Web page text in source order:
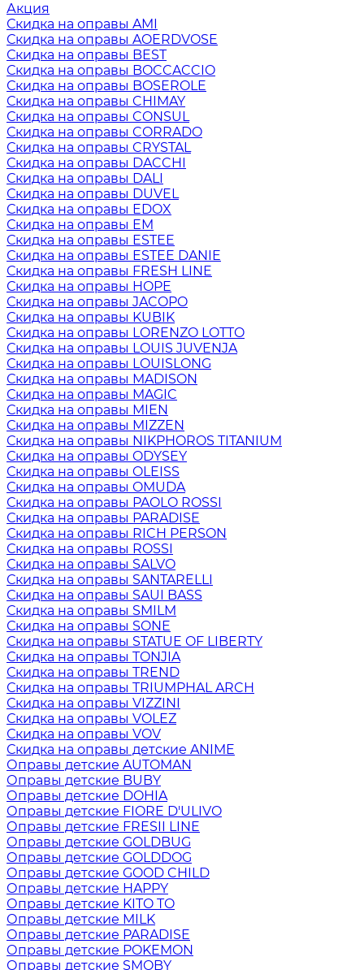
Акция
Скидка на оправы AMI
Скидка на оправы AOERDVOSE
Скидка на оправы BEST
Скидка на оправы BOCCACCIO
Скидка на оправы BOSEROLE
Скидка на оправы CHIMAY
Скидка на оправы CONSUL
Скидка на оправы CORRADO
Скидка на оправы CRYSTAL
Скидка на оправы DACCHI
Скидка на оправы DALI
Скидка на оправы DUVEL
Скидка на оправы EDOX
Скидка на оправы EM
Скидка на оправы ESTEE
Скидка на оправы ESTEE DANIE
Скидка на оправы FRESH LINE
Скидка на оправы HOPE
Скидка на оправы JACOPO
Скидка на оправы KUBIK
Скидка на оправы LORENZO LOTTO
Скидка на оправы LOUIS JUVENJA
Скидка на оправы LOUISLONG
Скидка на оправы MADISON
Скидка на оправы MAGIC
Скидка на оправы MIEN
Скидка на оправы MIZZEN
Скидка на оправы NIKPHOROS TITANIUM
Скидка на оправы ODYSEY
Скидка на оправы OLEISS
Скидка на оправы OMUDA
Скидка на оправы PAOLO ROSSI
Скидка на оправы PARADISE
Скидка на оправы RICH PERSON
Скидка на оправы ROSSI
Скидка на оправы SALVO
Скидка на оправы SANTARELLI
Скидка на оправы SAUI BASS
Скидка на оправы SMILM
Скидка на оправы SONE
Скидка на оправы STATUE OF LIBERTY
Скидка на оправы TONJIA
Скидка на оправы TREND
Скидка на оправы TRIUMPHAL ARCH
Скидка на оправы VIZZINI
Скидка на оправы VOLEZ
Скидка на оправы VOV
Скидка на оправы детские ANIME
Оправы детские AUTOMAN
Оправы детские BUBY
Оправы детские DOHIA
Оправы детские FIORE D'ULIVO
Оправы детские FRESII LINE
Оправы детские GOLDBUG
Оправы детские GOLDDOG
Оправы детские GOOD CHILD
Оправы детские HAPPY
Оправы детские KITO TO
Оправы детские MILK
Оправы детские PARADISE
Оправы детские POKEMON
Оправы детские SMOBY